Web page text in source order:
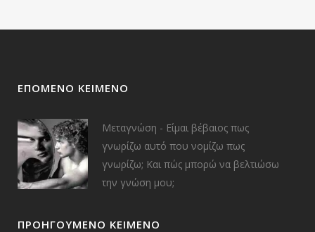
ΕΠΌΜΕΝΟ ΚΕΊΜΕΝΟ
Μεταγνώση - Είμαι βέβαιος πως
γνωρίζω αυτό που νομίζω πως
γνωρίζω; Και πώς μπορώ να βελτιώσω
την γνώση μου;
ΠΡΟΗΓΟΎΜΕΝΟ ΚΕΊΜΕΝΟ